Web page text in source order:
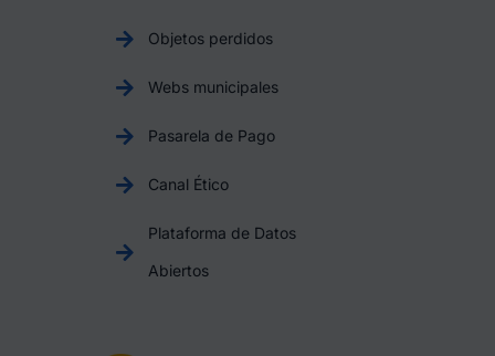
Objetos perdidos
Webs municipales
Pasarela de Pago
Canal Ético
Plataforma de Datos
Abiertos